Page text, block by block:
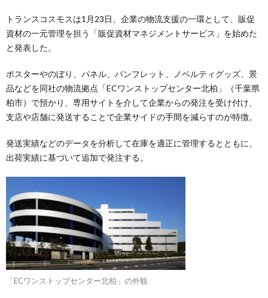
トランスコスモスは1月23日、企業の物流支援の一環として、販促
資材の一元管理を担う「販促資材マネジメントサービス」を始めた
と発表した。
ポスターやのぼり、パネル、パンフレット、ノベルティグッズ、景
品などを同社の物流拠点「ECワンストップセンター北柏」（千葉県
柏市）で預かり、専用サイトを介して企業からの発注を受け付け、
支店や店舗に発送することで企業サイドの手間を減らすのが特徴。
発送実績などのデータを分析して在庫を適正に管理するとともに、
出荷実績に基づいて追加で発注する。
「ECワンストップセンター北柏」の外観